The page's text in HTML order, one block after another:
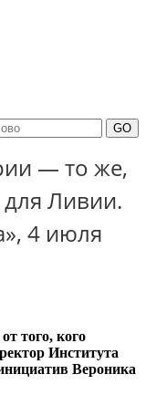
— то же,
для Ливии.
4 июля
того, кого
Института
Вероника